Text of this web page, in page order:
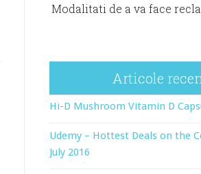
Modalitati de a va face
Articole
Hi-D Mushroom Vitamin D
Udemy – Hottest Deals on the
July 2016